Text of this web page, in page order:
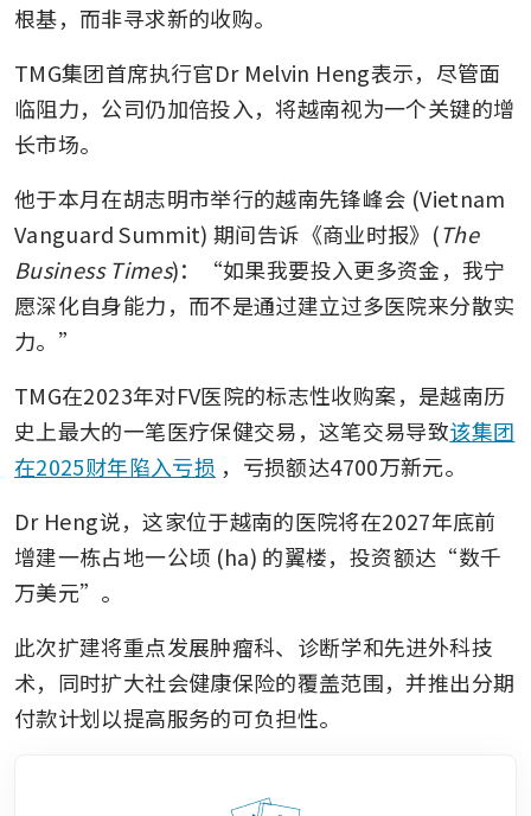
根基，而非寻求新的收购。
TMG集团首席执行官Dr Melvin Heng表示，尽管面
临阻力，公司仍加倍投入，将越南视为一个关键的增
长市场。
他于本月在胡志明市举行的越南先锋峰会 (Vietnam
Vanguard Summit) 期间告诉《商业时报》(The
Business Times)：“如果我要投入更多资金，我宁
愿深化自身能力，而不是通过建立过多医院来分散实
力。”
TMG在2023年对FV医院的标志性收购案，是越南历
史上最大的一笔医疗保健交易，这笔交易导致该集团
在2025财年陷入亏损 ，亏损额达4700万新元。
Dr Heng说，这家位于越南的医院将在2027年底前
增建一栋占地一公顷 (ha) 的翼楼，投资额达“数千
万美元”。
此次扩建将重点发展肿瘤科、诊断学和先进外科技
术，同时扩大社会健康保险的覆盖范围，并推出分期
付款计划以提高服务的可负担性。